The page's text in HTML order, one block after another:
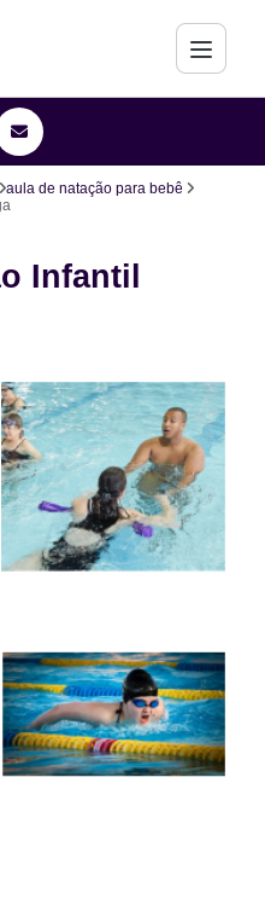
aula de natação para bebê
Infantil